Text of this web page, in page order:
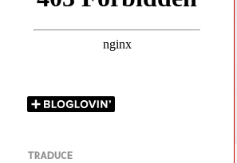
TRADUCE